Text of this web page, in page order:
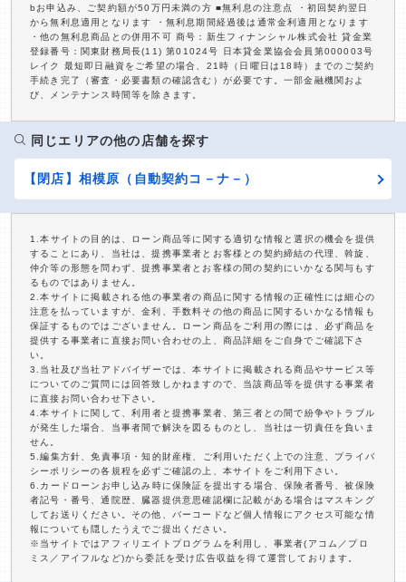
bお申込み、ご契約額が50万円未満の方 ■無利息の注意点 ・初回契約翌日
から無利息適用となります ・無利息期間経過後は通常金利適用となります
・他の無利息商品との併用不可 商号：新生フィナンシャル株式会社 貸金業
登録番号：関東財務局長(11) 第01024号 日本貸金業協会会員第000003号
レイク 最短即日融資をご希望の場合、21時（日曜日は18時）までのご契約
手続き完了（審査・必要書類の確認含む）が必要です。一部金融機関およ
び、メンテナンス時間等を除きます。
同じエリアの他の店舗を探す
【閉店】相模原（自動契約コ－ナ－）
1.本サイトの目的は、ローン商品等に関する適切な情報と選択の機会を提供
することにあり、当社は、提携事業者とお客様との契約締結の代理、斡旋、
仲介等の形態を問わず、提携事業者とお客様の間の契約にいかなる関与もす
るものではありません。
2.本サイトに掲載される他の事業者の商品に関する情報の正確性には細心の
注意を払っていますが、金利、手数料その他の商品に関するいかなる情報も
保証するものではございません。ローン商品をご利用の際には、必ず商品を
提供する事業者に直接お問い合わせの上、商品詳細をご自身でご確認下さ
い。
3.当社及び当社アドバイザーでは、本サイトに掲載される商品やサービス等
についてのご質問には回答致しかねますので、当該商品等を提供する事業者
に直接お問い合わせ下さい。
4.本サイトに関して、利用者と提携事業者、第三者との間で紛争やトラブル
が発生した場合、当事者間で解決を図るものとし、当社は一切責任を負いま
せん。
5.編集方針、免責事項・知的財産権、ご利用いただく上での注意、プライバ
シーポリシーの各規程を必ずご確認の上、本サイトをご利用下さい。
6.カードローンお申し込み時に保険証を提出する場合、保険者番号、被保険
者記号・番号、通院歴、臓器提供意思確認欄に記載がある場合はマスキング
してお送りください。その他、バーコードなど個人情報にアクセス可能な情
報についても隠したうえでご提出ください。
※当サイトではアフィリエイトプログラムを利用し、事業者(アコム／プロ
ミス／アイフルなど)から委託を受け広告収益を得て運営しております。